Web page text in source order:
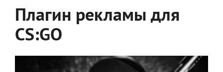
Плагин рекламы для
CS:GO